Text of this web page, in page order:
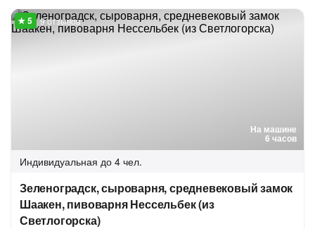
На машине
6 часов
9 отзывов
Индивидуальная до 4 чел.
Зеленоградск, сыроварня, средневековый замок
Шаакен, пивоварня Нессельбек (из
Светлогорска)